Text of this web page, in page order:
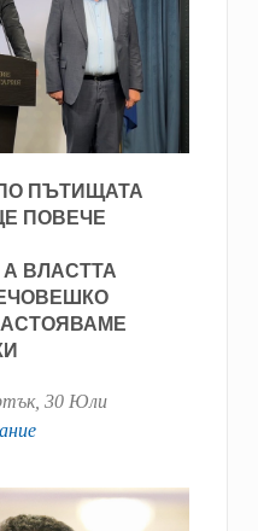
ПЪТИЩАТА
ПОВЕЧЕ
ВЛАСТТА
30 Юли